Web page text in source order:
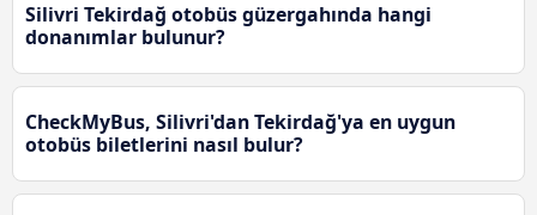
Silivri Tekirdağ otobüs güzergahında hangi
donanımlar bulunur?
CheckMyBus, Silivri'dan Tekirdağ'ya en uygun
otobüs biletlerini nasıl bulur?